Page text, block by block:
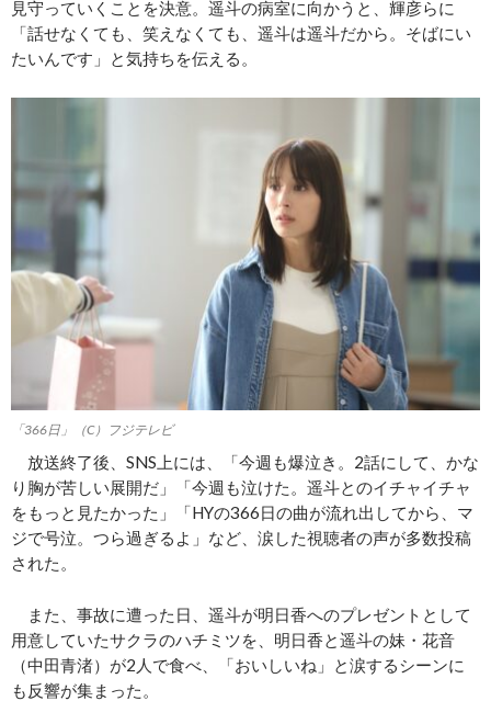
見守っていくことを決意。遥斗の病室に向かうと、輝彦らに
「話せなくても、笑えなくても、遥斗は遥斗だから。そばにい
たいんです」と気持ちを伝える。
「366日」（C）フジテレビ
放送終了後、SNS上には、「今週も爆泣き。2話にして、かな
り胸が苦しい展開だ」「今週も泣けた。遥斗とのイチャイチャ
をもっと見たかった」「HYの366日の曲が流れ出してから、マ
ジで号泣。つら過ぎるよ」など、涙した視聴者の声が多数投稿
された。
また、事故に遭った日、遥斗が明日香へのプレゼントとして
用意していたサクラのハチミツを、明日香と遥斗の妹・花音
（中田青渚）が2人で食べ、「おいしいね」と涙するシーンに
も反響が集まった。